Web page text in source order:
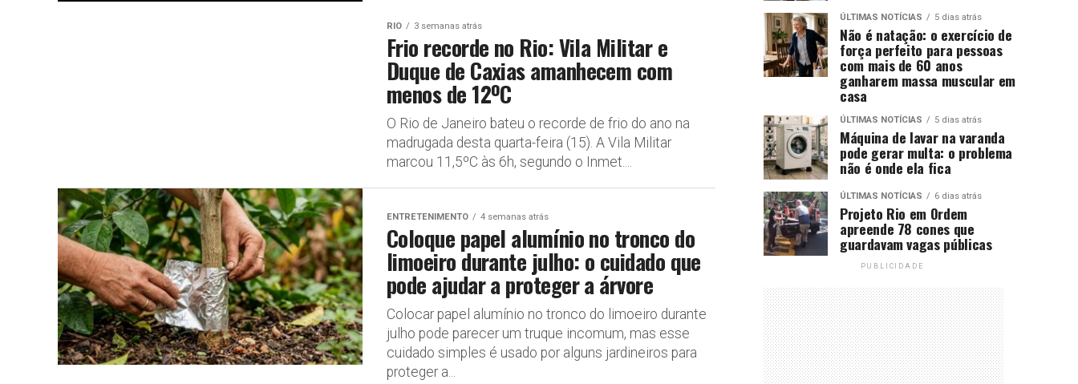
RIO 3 semanas atrás
Frio recorde no Rio: Vila Militar e
Duque de Caxias amanhecem com
menos de 12ºC
O Rio de Janeiro bateu o recorde de frio do ano na
madrugada desta quarta-feira (15). A Vila Militar
marcou 11,5ºC às 6h, segundo o Inmet....
ENTRETENIMENTO 4 semanas atrás
Coloque papel alumínio no tronco do
limoeiro durante julho: o cuidado que
pode ajudar a proteger a árvore
Colocar papel alumínio no tronco do limoeiro durante
julho pode parecer um truque incomum, mas esse
cuidado simples é usado por alguns jardineiros para
proteger a...
ÚLTIMAS NOTÍCIAS 5 dias atrás
Não é natação: o exercício de
força perfeito para pessoas
com mais de 60 anos
ganharem massa muscular em
casa
ÚLTIMAS NOTÍCIAS 5 dias atrás
Máquina de lavar na varanda
pode gerar multa: o problema
não é onde ela fica
ÚLTIMAS NOTÍCIAS 6 dias atrás
Projeto Rio em Ordem
apreende 78 cones que
guardavam vagas públicas
PUBLICIDADE